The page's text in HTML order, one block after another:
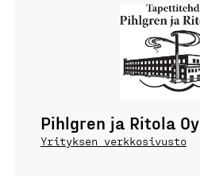
Pihlgren ja Ritola Oy
Yrityksen verkkosivusto